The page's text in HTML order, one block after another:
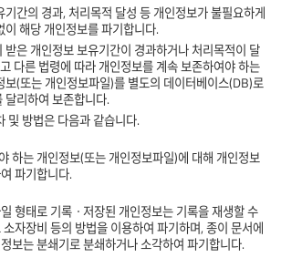
간의 경과, 처리목적 달성 등 개인정보가 불필요하게
해당 개인정보를 파기합니다.
은 개인정보 보유기간이 경과하거나 처리목적이 달
다른 법령에 따라 개인정보를 계속 보존하여야 하는
보(또는 개인정보파일)를 별도의 데이터베이스(DB)로
리하여 보존합니다.
방법은 다음과 같습니다.
하는 개인정보(또는 개인정보파일)에 대해 개인정보
파기합니다.
형태로 기록ㆍ저장된 개인정보는 기록을 재생할 수
자장비 등의 방법을 이용하여 파기하며, 종이 문서에
보는 분쇄기로 분쇄하거나 소각하여 파기합니다.